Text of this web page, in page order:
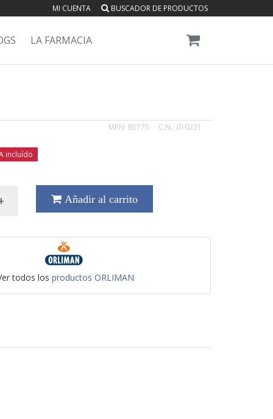
MI CUENTA BUSCADOR DE PRODUCTOS
LA FARMACIA
C.N.: 010231
MPN: BE175
incluído
Añadir al carrito
todos losproductos ORLIMAN